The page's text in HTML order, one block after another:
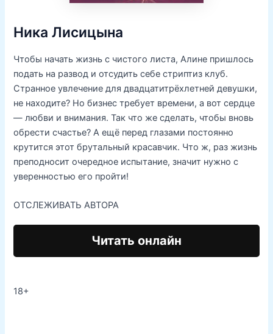
Ника Лисицына
Чтобы начать жизнь с чистого листа, Алине пришлось
подать на развод и отсудить себе стриптиз клуб.
Странное увлечение для двадцатитрёхлетней девушки,
не находите? Но бизнес требует времени, а вот сердце
— любви и внимания. Так что же сделать, чтобы вновь
обрести счастье? А ещё перед глазами постоянно
крутится этот брутальный красавчик. Что ж, раз жизнь
преподносит очередное испытание, значит нужно с
уверенностью его пройти!
ОТСЛЕЖИВАТЬ АВТОРА
Читать онлайн
18+